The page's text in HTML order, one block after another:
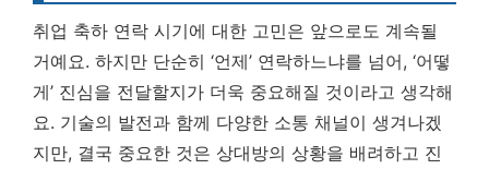
취업 축하 연락 시기에 대한 고민은 앞으로도 계속될
거예요. 하지만 단순히 ‘언제’ 연락하느냐를 넘어, ‘어떻
게’ 진심을 전달할지가 더욱 중요해질 것이라고 생각해
요. 기술의 발전과 함께 다양한 소통 채널이 생겨나겠
지만, 결국 중요한 것은 상대방의 상황을 배려하고 진